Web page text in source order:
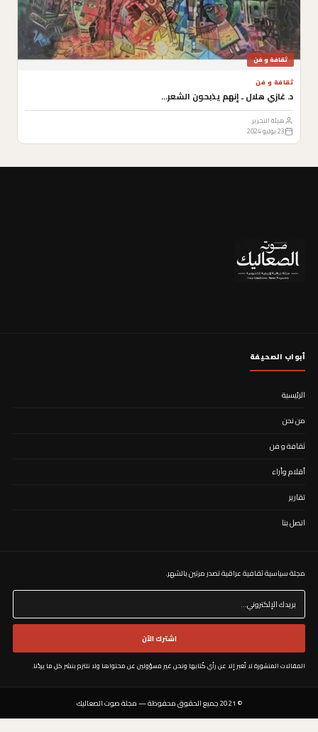
ثقافة و فن
ثقافة و فن
د. غازي هلال ـ إنهم يذبحون الشعر…
هيئة التحرير
23 يوليو 2024
أبواب الصحيفة
الرئيسية
من نحن
ثقافة و فن
أقلام وأراء
تقارير
اتصل بنا
مجلة سياسية ثقافية عراقية تصدر مرتين بالشهر. ​
اشترك الآن
المقالات المنشورة لا تُعبر إلا عن رأي كُتابها ونحن غير مسؤولين عن محتواها ولا نلتزم بنشر كل ما يردُنا.
© 2021 جميع الحقوق محفوظة — مجلة صوت الصعاليك